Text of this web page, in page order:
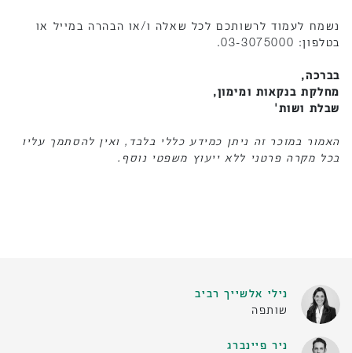
נשמח לעמוד לרשותכם לכל שאלה ו/או הבהרה במייל או
בטלפון: 03-3075000.
בברכה,
מחלקת בנקאות ומימון,
שבלת ושות'
האמור במזכר זה ניתן כמידע כללי בלבד, ואין להסתמך עליו
בכל מקרה פרטני ללא ייעוץ משפטי נוסף.
נילי אלשייך רביב
שותפה
ניר פיינברג